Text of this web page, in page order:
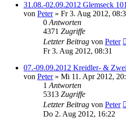
31.08.-02.09.2012 Glemseck 101
von Peter» Fr 3. Aug 2012,
0 Antworten
4371 Zugriffe
Letzter Beitrag von Peter
Fr 3. Aug 2012, 08:31
07.-09.09.2012 Kreidler- &
von Peter» Mi 11. Apr 2012,
1 Antworten
5313 Zugriffe
Letzter Beitrag von Peter
Do 2. Aug 2012, 16:22